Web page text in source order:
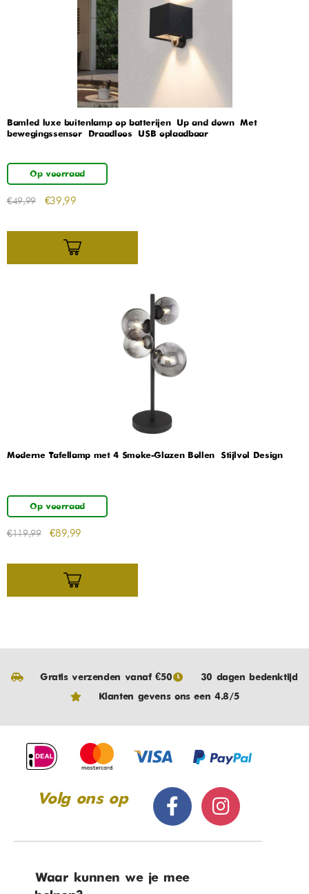
Bamled luxe buitenlamp op batterijen – Up and down – Met
bewegingssensor – Draadloos – USB oplaadbaar
Op voorraad
€49,99 €39,99
Moderne Tafellamp met 4 Smoke-Glazen Bollen – Stijlvol Design
Op voorraad
€119,99 €89,99
Gratis verzenden vanaf €50
30 dagen bedenktijd
Klanten gevens ons een 4.8/5
Volg ons op
Waar kunnen we je mee